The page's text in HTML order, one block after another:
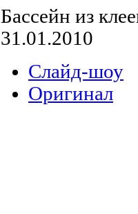
Бассейн из
31.01.2010
Слайд-шоу
Оригинал